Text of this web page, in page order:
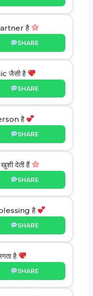
है
SHARE
जैसी है
SHARE
है
SHARE
खुशी देती हैं
SHARE
है
SHARE
है
SHARE